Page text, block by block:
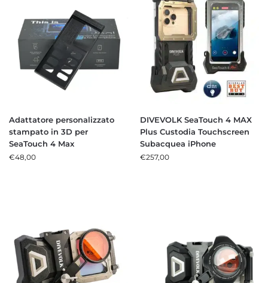
Adattatore personalizzato
stampato in 3D per
SeaTouch 4 Max
€48,00
DIVEVOLK SeaTouch 4 MAX
Plus Custodia Touchscreen
Subacquea iPhone
€257,00